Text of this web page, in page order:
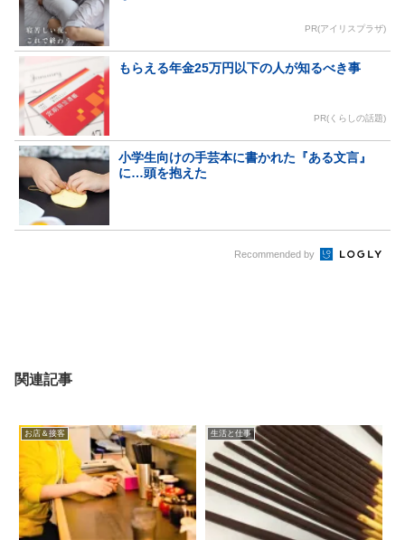
PR(アイリスプラザ)
もらえる年金25万円以下の人が知るべき事
PR(くらしの話題)
小学生向けの手芸本に書かれた『ある文言』
に…頭を抱えた
Recommended by
関連記事
お店＆接客 生活と仕事